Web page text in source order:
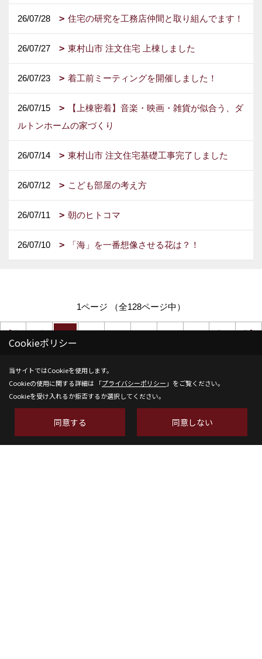
26/07/28 住宅の研究を工務店仲間と取り組んでます！
26/07/27 東村山市 注文住宅 上棟しました
26/07/23 着工前ミーティングを開催しました！
26/07/15
【上棟密着】音楽・映画・雑貨が似合う、ダ
ルトンホームの家づくり
26/07/14 東村山市 注文住宅基礎工事完了しました
26/07/12 こども部屋の考え方
26/07/11 朝のヒトコマ
26/07/10 「海」を一番想像させる花は？！
1ページ （全128ページ中）
1 2 3 4 5 6
Cookieポリシー
当サイトではCookieを使用します。
Cookieの使用に関する詳細は 「プライバシーポリシー 」をご覧ください。
Cookieを受け入れるか拒否するか選択してください。
同意する 同意しない